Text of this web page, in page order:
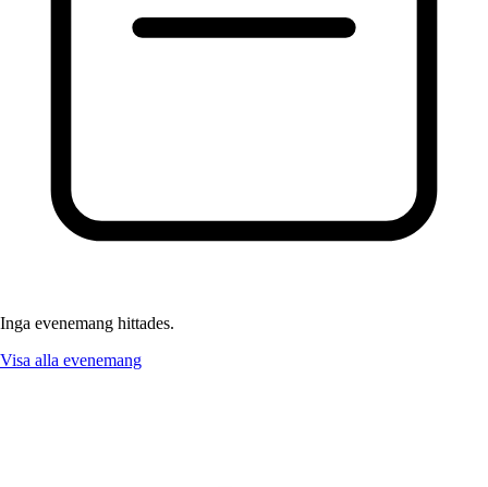
Inga evenemang hittades.
Visa alla evenemang